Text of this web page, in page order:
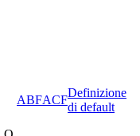
ABFACF
Definizione
di default